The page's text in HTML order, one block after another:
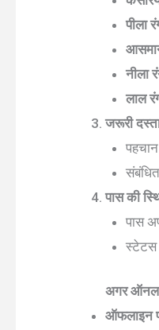
पीला
नीला
लाल
जरूरी
पास की
पास
स्टेटस
अगर
ऑफलाइन